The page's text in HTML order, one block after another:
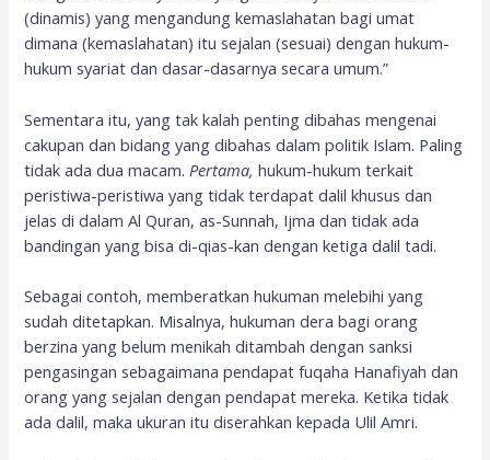
(dinamis) yang mengandung kemaslahatan bagi umat
dimana (kemaslahatan) itu sejalan (sesuai) dengan hukum-
hukum syariat dan dasar-dasarnya secara umum.”
Sementara itu, yang tak kalah penting dibahas mengenai
cakupan dan bidang yang dibahas dalam politik Islam. Paling
tidak ada dua macam. Pertama, hukum-hukum terkait
peristiwa-peristiwa yang tidak terdapat dalil khusus dan
jelas di dalam Al Quran, as-Sunnah, Ijma dan tidak ada
bandingan yang bisa di-qias-kan dengan ketiga dalil tadi.
Sebagai contoh, memberatkan hukuman melebihi yang
sudah ditetapkan. Misalnya, hukuman dera bagi orang
berzina yang belum menikah ditambah dengan sanksi
pengasingan sebagaimana pendapat fuqaha Hanafiyah dan
orang yang sejalan dengan pendapat mereka. Ketika tidak
ada dalil, maka ukuran itu diserahkan kepada Ulil Amri.